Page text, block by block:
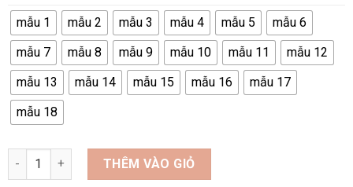
mẫu 1 mẫu 2 mẫu 3 mẫu 4 mẫu 5
mẫu 6
mẫu 7
mẫu 8 mẫu 9 mẫu 10 mẫu 11
mẫu 12
mẫu 13
mẫu 14 mẫu 15 mẫu 16
mẫu 17
mẫu 18
Sticker số lượng THÊM VÀO GIỎ